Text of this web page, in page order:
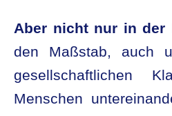
Aber nicht nur in der
den Maßstab, auch
gesellschaftlichen
Menschen